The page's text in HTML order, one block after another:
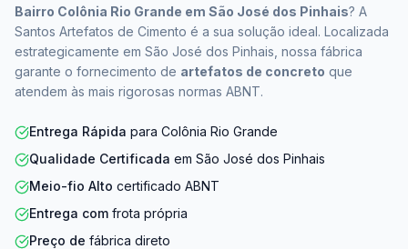
Bairro Colônia Rio Grande em São José dos Pinhais? A
Santos Artefatos de Cimento é a sua solução ideal. Localizada
estrategicamente em São José dos Pinhais, nossa fábrica
garante o fornecimento de artefatos de concreto que
atendem às mais rigorosas normas ABNT.
Entrega Rápida para Colônia Rio Grande
Qualidade Certificada em São José dos Pinhais
Meio-fio Alto certificado ABNT
Entrega com frota própria
Preço de fábrica direto